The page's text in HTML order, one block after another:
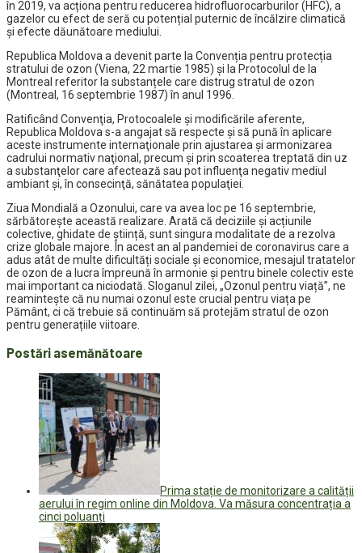
în 2019, va acționa pentru reducerea hidrofluorocarburilor (HFC), a
gazelor cu efect de seră cu potențial puternic de încălzire climatică
și efecte dăunătoare mediului.
Republica Moldova a devenit parte la Convenția pentru protecția
stratului de ozon (Viena, 22 martie 1985) și la Protocolul de la
Montreal referitor la substanțele care distrug stratul de ozon
(Montreal, 16 septembrie 1987) în anul 1996.
Ratificând Convenţia, Protocoalele şi modificările aferente,
Republica Moldova s-a angajat să respecte şi să pună în aplicare
aceste instrumente internaţionale prin ajustarea şi armonizarea
cadrului normativ naţional, precum şi prin scoaterea treptată din uz
a substanţelor care afectează sau pot influenţa negativ mediul
ambiant şi, în consecinţă, sănătatea populaţiei.
Ziua Mondială a Ozonului, care va avea loc pe 16 septembrie,
sărbătorește această realizare. Arată că deciziile și acțiunile
colective, ghidate de știință, sunt singura modalitate de a rezolva
crize globale majore. În acest an al pandemiei de coronavirus care a
adus atât de multe dificultăți sociale și economice, mesajul tratatelor
de ozon de a lucra împreună în armonie și pentru binele colectiv este
mai important ca niciodată. Sloganul zilei, „Ozonul pentru viață”, ne
reamintește că nu numai ozonul este crucial pentru viața pe
Pământ, ci că trebuie să continuăm să protejăm stratul de ozon
pentru generațiile viitoare.
Postări asemănătoare
Prima stație de monitorizare a calității
aerului în regim online din Moldova. Va măsura concentrația a
cinci poluanți